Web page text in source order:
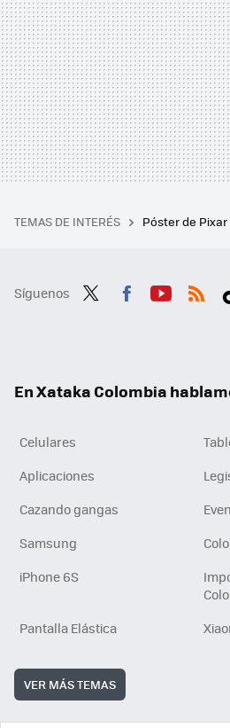
TEMAS DE INTERÉS Póster de Pixar
Síguenos
En Xataka Colombia
Celulares
Aplicaciones
Cazando gangas
Samsung
iPhone 6S
Pantalla Elástica
VER MÁS TEMAS